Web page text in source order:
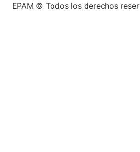
EPAM © Todos los derechos